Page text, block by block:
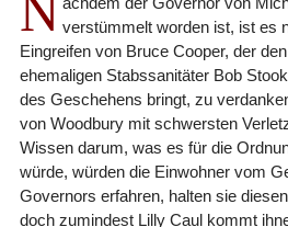
N verstümmelt worden ist, ist es
Eingreifen von Bruce Cooper, der
ehemaligen Stabssanitäter Bob
des Geschehens bringt, zu
von Woodbury mit schwersten
Wissen darum, was es für die
würde, würden die Einwohner vom
Governors erfahren, halten sie
doch zumindest Lilly Caul kommt